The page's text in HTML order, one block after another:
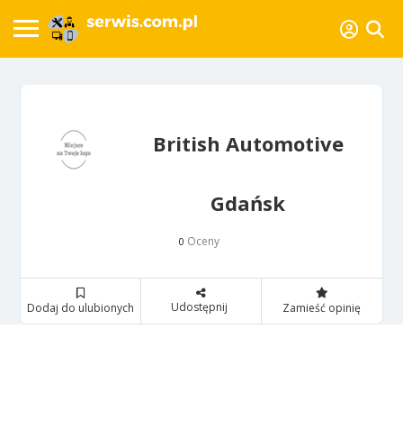
British Automotive
Gdańsk
0 Oceny
Dodaj do ulubionych Udostępnij Zamieść opinię